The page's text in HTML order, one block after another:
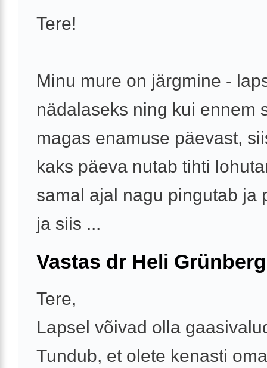
Tere!
Minu mure on järgmine -
nädalaseks ning kui ennem
magas enamuse päevast,
kaks päeva nutab tihti
samal ajal nagu pingutab ja
ja siis ...
Vastas dr Heli Grünberg
Tere,
Lapsel võivad olla
Tundub, et olete kenasti